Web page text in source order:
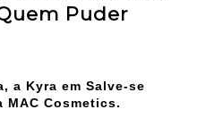
Puder
a Kyra em Salve-se
MAC Cosmetics.